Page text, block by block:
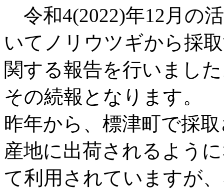
令和4(2022)年12月の
いてノリウツギから採
関する報告を行いまし
その続報となります。
昨年から、標津町で採
産地に出荷されるよう
て利用されていますが